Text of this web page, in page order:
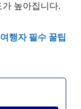
높아집니다.
행자 필수 꿀팁